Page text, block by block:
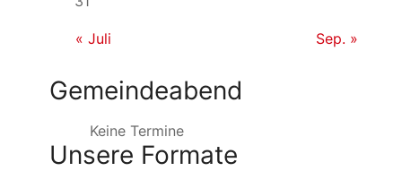
« Juli Sep. »
Gemeindeabend
Keine Termine
Unsere Formate